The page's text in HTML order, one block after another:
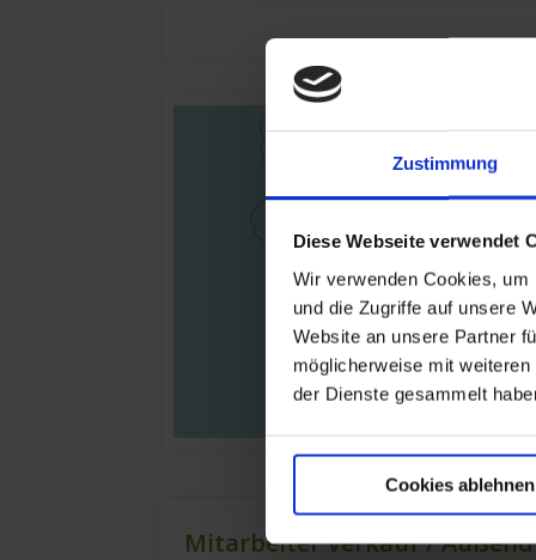
Zustimmung
Diese Webseite verwendet
Wir verwenden Cookies,
und die Zugriffe auf unsere
Website an unsere Partner
möglicherweise mit
der Dienste gesammelt
Cookies ablehnen
Mitarbeiter Verkauf /